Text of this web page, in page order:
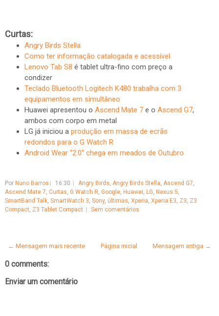
Curtas:
Angry Birds Stella
Como ter informação catalogada e acessível
Lenovo Tab S8 é tablet ultra-fino com preço a
condizer
Teclado Bluetooth Logitech K480 trabalha com 3
equipamentos em simultâneo
Huawei apresentou o Ascend Mate 7 e o Ascend G7,
ambos com corpo em metal
LG já iniciou a produção em massa de ecrãs
redondos para o G Watch R
Android Wear "2.0" chega em meados de Outubro
Por Nuno Barros 16:30 Angry Birds, Angry Birds Stella, Ascend G7,
Ascend Mate 7, Curtas, G Watch R, Google, Huawei, LG, Nexus 5,
SmartBand Talk, SmartWatch 3, Sony, últimas, Xperia, Xperia E3, Z3, Z3
Compact, Z3 Tablet Compact Sem comentários
← Mensagem mais recente Mensagem antiga →
Página inicial
0 comments:
Enviar um comentário